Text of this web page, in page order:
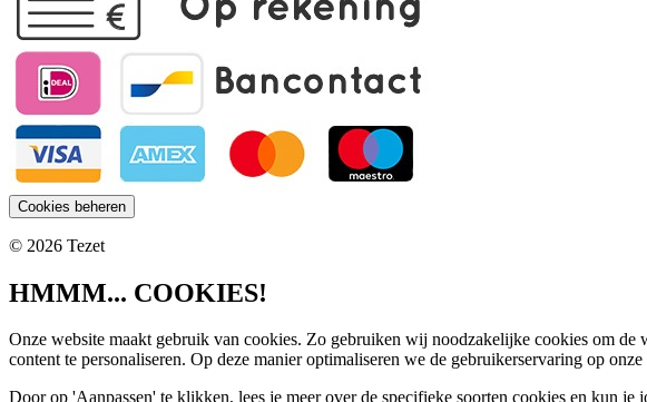
Cookies beheren
© 2026 Tezet
HMMM... COOKIES!
Onze website maakt gebruik van cookies. Zo gebruiken wij noodzakelijke cookies om de
content te personaliseren. Op deze manier optimaliseren we de gebruikerservaring op onze
Door op 'Aanpassen' te klikken, lees je meer over de specifieke soorten cookies en kun